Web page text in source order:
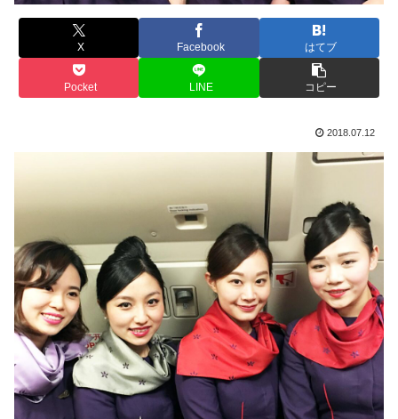
X Facebook はてブ
Pocket LINE コピー
2018.07.12